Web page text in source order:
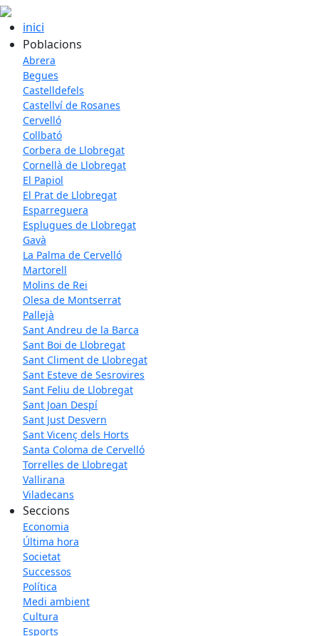
inici
Poblacions
Abrera
Begues
Castelldefels
Castellví de Rosanes
Cervelló
Collbató
Corbera de Llobregat
Cornellà de Llobregat
El Papiol
El Prat de Llobregat
Esparreguera
Esplugues de Llobregat
Gavà
La Palma de Cervelló
Martorell
Molins de Rei
Olesa de Montserrat
Pallejà
Sant Andreu de la Barca
Sant Boi de Llobregat
Sant Climent de Llobregat
Sant Esteve de Sesrovires
Sant Feliu de Llobregat
Sant Joan Despí
Sant Just Desvern
Sant Vicenç dels Horts
Santa Coloma de Cervelló
Torrelles de Llobregat
Vallirana
Viladecans
Seccions
Economia
Última hora
Societat
Successos
Política
Medi ambient
Cultura
Esports